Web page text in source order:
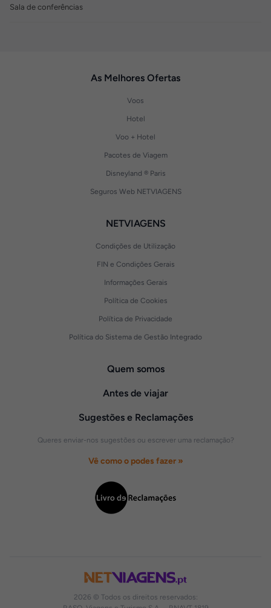
Sala de conferências
2026 © Todos os direitos reservados:
As Melhores Ofertas
Voos
Hotel
Voo + Hotel
Pacotes de Viagem
Disneyland ® Paris
Seguros Web NETVIAGENS
NETVIAGENS
Condições de Utilização
FIN e Condições Gerais
Informações Gerais
Política de Cookies
Política de Privacidade
Política do Sistema de Gestão Integrado
Quem somos
Antes de viajar
Sugestões e Reclamações
Queres enviar-nos sugestões ou escrever uma reclamação?
Vê como o podes fazer »